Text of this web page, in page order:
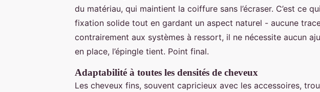
du matériau, qui maintient la coiffure sans l’écraser. C’est ce
fixation solide tout en gardant un aspect naturel - aucune
contrairement aux systèmes à ressort, il ne nécessite aucun
en place, l’épingle tient. Point final.
Adaptabilité à toutes les densités de cheveux
Les cheveux fins, souvent capricieux avec les accessoires,